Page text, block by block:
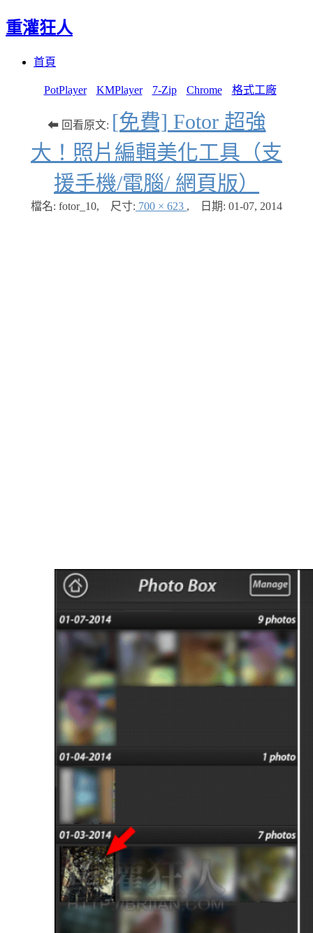
重灌狂人
首頁
PotPlayer KMPlayer 7-Zip Chrome 格式工廠
⬅ 回看原文: [免費] Fotor 超強
大！照片編輯美化工具（支
援手機/電腦/ 網頁版）
檔名: fotor_10, 尺寸: 700 × 623 , 日期: 01-07, 2014